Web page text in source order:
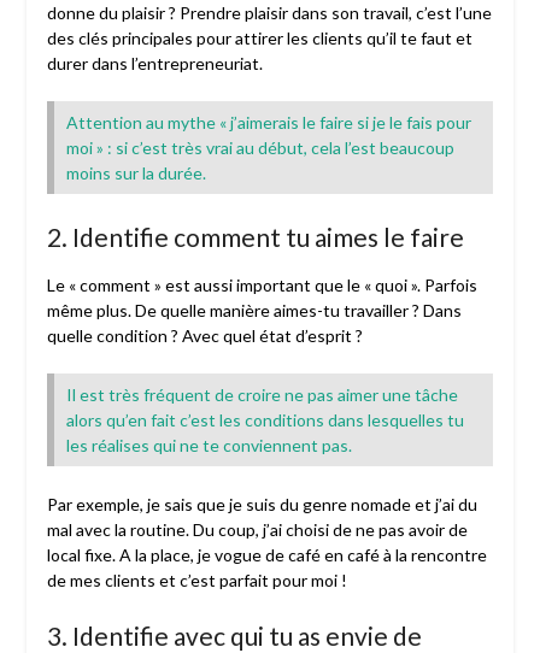
donne du plaisir ? Prendre plaisir dans son travail, c’est l’une
des clés principales pour attirer les clients qu’il te faut et
durer dans l’entrepreneuriat.
Attention au mythe « j’aimerais le faire si je le fais pour
moi » : si c’est très vrai au début, cela l’est beaucoup
moins sur la durée.
2. Identifie comment tu aimes le faire
Le « comment » est aussi important que le « quoi ». Parfois
même plus. De quelle manière aimes-tu travailler ? Dans
quelle condition ? Avec quel état d’esprit ?
Il est très fréquent de croire ne pas aimer une tâche
alors qu’en fait c’est les conditions dans lesquelles tu
les réalises qui ne te conviennent pas.
Par exemple, je sais que je suis du genre nomade et j’ai du
mal avec la routine. Du coup, j’ai choisi de ne pas avoir de
local fixe.Ala place, je vogue de café en café à la rencontre
de mes clients et c’est parfait pour moi !
3. Identifie avec qui tu as envie de